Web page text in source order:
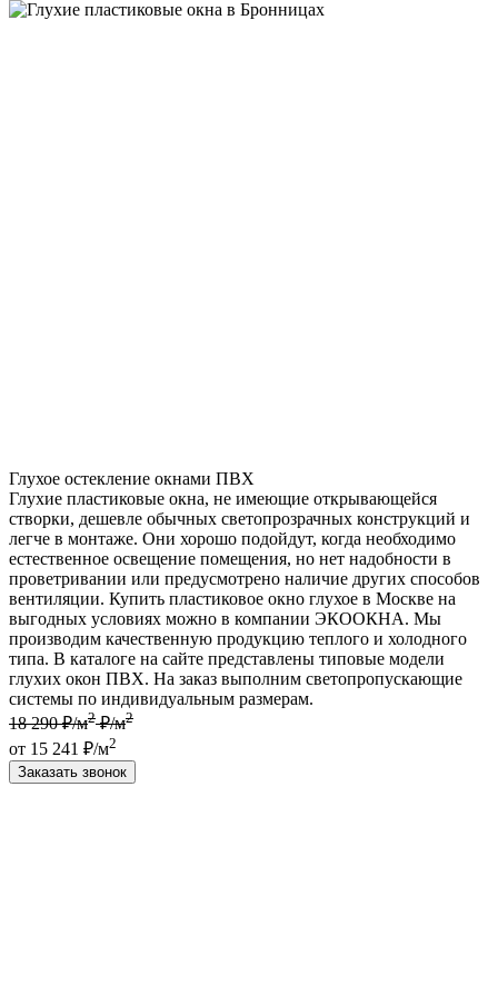
Глухое остекление окнами ПВХ
Глухие пластиковые окна, не имеющие открывающейся
створки, дешевле обычных светопрозрачных конструкций и
легче в монтаже. Они хорошо подойдут, когда необходимо
естественное освещение помещения, но нет надобности в
проветривании или предусмотрено наличие других способов
вентиляции. Купить пластиковое окно глухое в Москве на
выгодных условиях можно в компании ЭКООКНА. Мы
производим качественную продукцию теплого и холодного
типа. В каталоге на сайте представлены типовые модели
глухих окон ПВХ. На заказ выполним светопропускающие
системы по индивидуальным размерам.
18 290 ₽/м2₽/м2
от 15 241 ₽/м2
Заказать звонок